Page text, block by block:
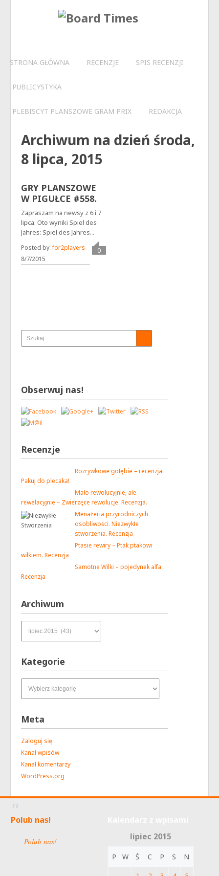
STRONA GŁÓWNA RECENZJE SPIS RECENZJI
PUBLICYSTYKA
PLEBISCYT PLANSZOWE GRAM PRIX REDAKCJA
Archiwum na dzień środa,
8 lipca, 2015
GRY PLANSZOWE
W PIGUŁCE #558.
Zapraszam na newsy z 6 i 7
lipca. Oto wyniki Spiel des
Jahres: Spiel des Jahres...
Posted by:for2players
8/7/2015
0
Obserwuj nas!
Recenzje
Rozrywkowe gołębie – recenzja.
Pakuj do plecaka!
Mało rewolucyjnie, ale
rewelacyjnie – Zwierzęce rewolucje. Recenzja.
Menażeria przyrodniczych
osobliwości. Niezwykłe
stworzenia. Recenzja
Ptasie rewiry – Ptak ptakowi
wilkiem. Recenzja
Samotne Wilki – pojedynek alfa.
Recenzja
Archiwum
Kategorie
Meta
Zaloguj się
Kanał wpisów
Kanał komentarzy
WordPress.org
Polub nas!
Polub nas!
lipiec 2015
P W Ś C P S N